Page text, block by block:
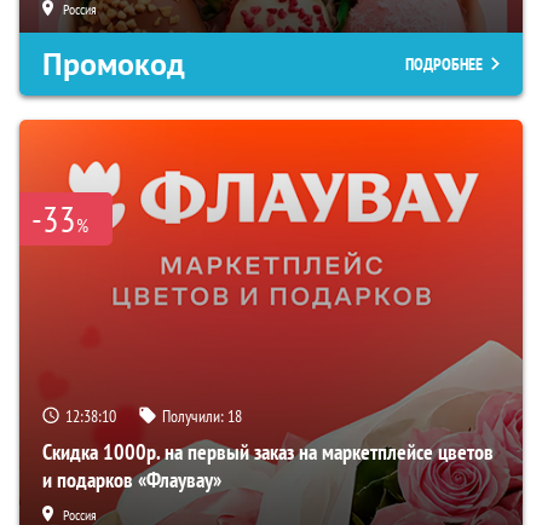
Россия
Промокод ПОДРОБНЕЕ
-33%
12:38:09 Получили: 18
Скидка 1000р. на первый заказ на маркетплейсе цветов
и подарков «Флаувау»
Россия